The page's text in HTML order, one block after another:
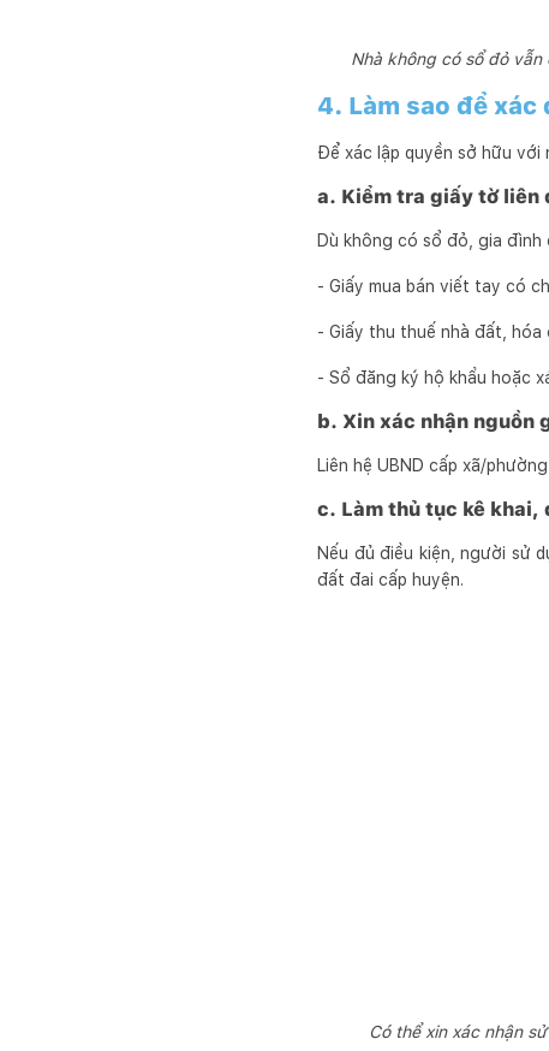
Nhà không có sổ đỏ
4. Làm sao để
Để xác lập quyền sở hữu
a. Kiểm tra giấy tờ liên
Dù không có sổ đỏ, gia
- Giấy mua bán viết tay có
- Giấy thu thuế nhà đất,
- Sổ đăng ký hộ khẩu hoặc
b. Xin xác nhận nguồn
Liên hệ UBND cấp xã/
c. Làm thủ tục kê khai,
Nếu đủ điều kiện, người sử
đất đai cấp huyện.
Có thể xin xác nhận